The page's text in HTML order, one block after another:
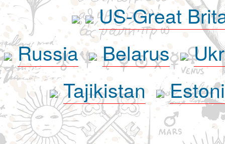
US-Great
Russia
Belarus
Tajikistan